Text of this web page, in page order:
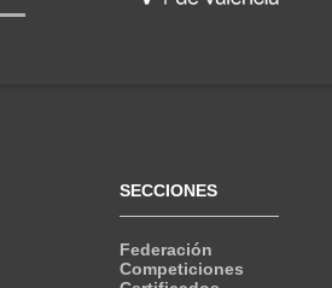
SECCIONES
Federación
Competiciones